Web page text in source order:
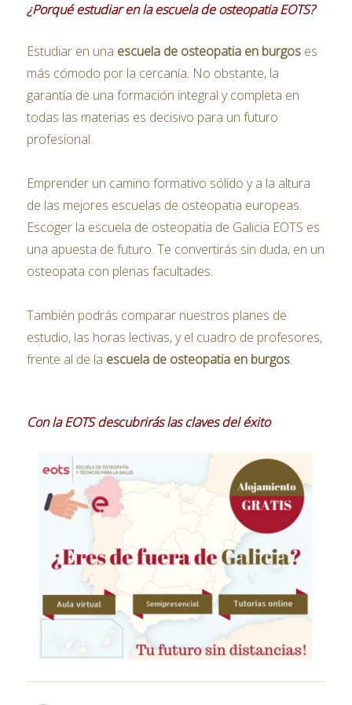
¿Porqué estudiar en la escuela de osteopatia EOTS?
Estudiar en una escuela de osteopatia en burgos es
más cómodo por la cercanía. No obstante, la
garantía de una formación integral y completa en
todas las materias es decisivo para un futuro
profesional.
Emprender un camino formativo sólido y a la altura
de las mejores escuelas de osteopatia europeas.
Escoger la escuela de osteopatia de Galicia EOTS es
una apuesta de futuro. Te convertirás sin duda, en un
osteopata con plenas facultades.
También podrás comparar nuestros planes de
estudio, las horas lectivas, y el cuadro de profesores,
frente al de la escuela de osteopatia en burgos.
Con la EOTS descubrirás las claves del éxito